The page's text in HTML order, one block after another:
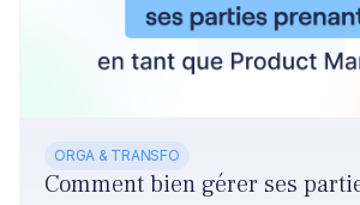
ORGA & TRANSFO
Comment bien gérer ses